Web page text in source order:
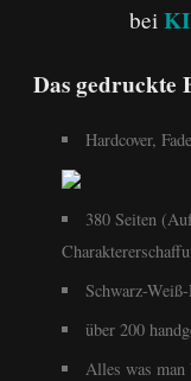
bei
Das gedruckte
Hardcover,
380 Seiten
Schwarz-
über 200
Alles was man